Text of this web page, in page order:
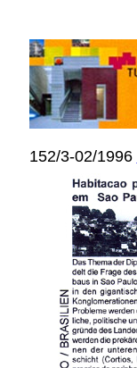
152/3-02/1996